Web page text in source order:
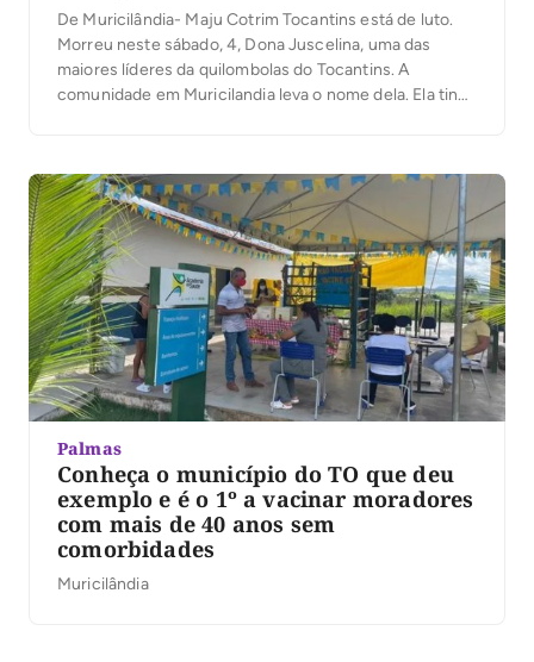
De Muricilândia- Maju Cotrim Tocantins está de luto.
Morreu neste sábado, 4, Dona Juscelina, uma das
maiores líderes da quilombolas do Tocantins. A
comunidade em Muricilandia leva o nome dela. Ela tinha
da matriarca com muita comoção. Ela […]
Palmas
Conheça o município do TO que deu
exemplo e é o 1º a vacinar moradores
com mais de 40 anos sem
comorbidades
Muricilândia